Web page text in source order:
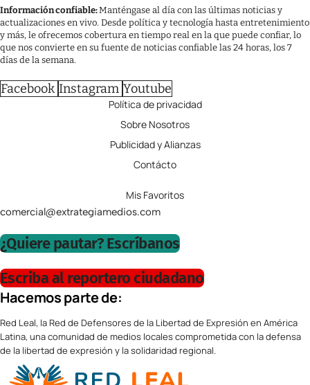
Información confiable:Manténgase al día con las últimas noticias y
actualizaciones en vivo. Desde política y tecnología hasta entretenimiento
y más, le ofrecemos cobertura en tiempo real en la que puede confiar, lo
que nos convierte en su fuente de noticias confiable las 24 horas, los 7
días de la semana.
Facebook Instagram Youtube
Política de privacidad
Sobre Nosotros
Publicidad y Alianzas
Contácto
Mis Favoritos
comercial@extrategiamedios.com
¿Quiere pautar? Escríbanos
Escriba al reportero ciudadano
Hacemos parte de:
Red Leal, la Red de Defensores de la Libertad de Expresión en América
Latina, una comunidad de medios locales comprometida con la defensa
de la libertad de expresión y la solidaridad regional.